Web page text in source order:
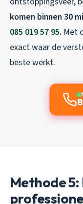
komen binnen 30
085 019 57 95. Met
exact waar de
beste werkt.
Methode